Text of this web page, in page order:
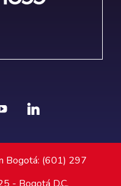
Bogotá: (601) 297